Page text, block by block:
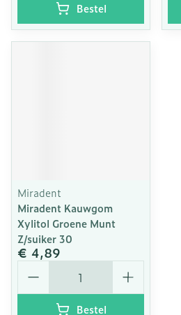
Bestel
Miradent
Miradent Kauwgom
Xylitol Groene Munt
Z/suiker 30
€ 4,89
Aantal
Bestel